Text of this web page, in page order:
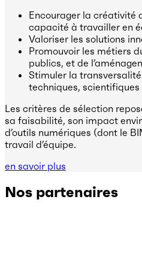
Encourager la créativité
capacité à travailler en
Valoriser les solutions
Promouvoir les métiers
publics, et de
Stimuler la
techniques, scientifiques
Les critères de sélection
sa faisabilité, son impact
d’outils numériques (dont le
travail d’équipe.
en savoir plus
Nos partenaires